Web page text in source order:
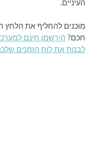
העיניים.
מוכנים להחליף את הלחץ
חכם? הירשמו חינם
לבנות את לוח הזמנים